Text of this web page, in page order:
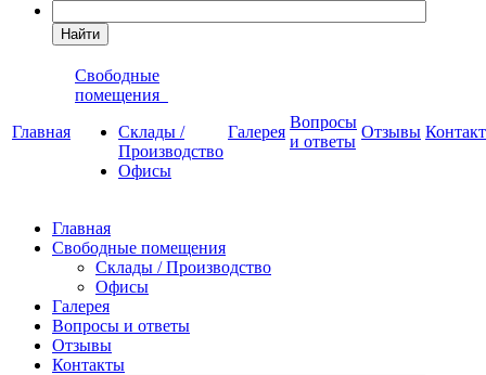
Найти
Главная
Свободные
помещения
Склады /
Производство
Офисы
Галерея
Вопросы
и ответы
Отзывы
Главная
Свободные помещения
Склады / Производство
Офисы
Галерея
Вопросы и ответы
Отзывы
Контакты